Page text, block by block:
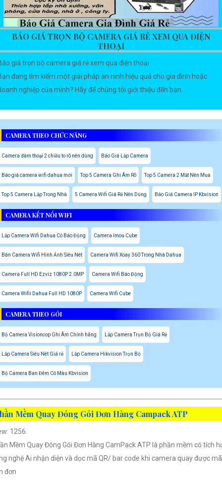
BÁO GIÁ TRỌN BỘ CAMERA GIÁ RẺ XEM QUA ĐIỆN
THOẠI
giá trọn bộ camera giá rẻ xem qua điện thoại
đang tìm kiếm một giải pháp an ninh hiệu quả cho gia đình hoặc
nghiệp của mình? Hãy để chúng tôi giới thiệu đến bạn...
CAMERA THEO CHỨC NĂNG
Camera đàm thoại 2 chiều to rõ nên dùng Báo Giá Lắp Camera
Báo giá camera wifi dahua mới Top 5 Camera Ghi Âm Rõ Top 5 Camera 2 Mắt Nên Mua
Top 5 Camera Lắp Trong Nhà 5 Camera Wifi Giá Rẻ Nên Dùng Báo Giá Camera IP Kbvision
CAMERA KẾT NỐI WIFI
Lắp Camera Wifi Dahua Có Báo Động Camera Imou Cube
Bán Camera Wifi Hình Ảnh Siêu Nét Camera Wifi Xoay 360 Trong Nhà Dahua
Camera Full HD Ezviz 1080P 2.0MP Camera Wifi Báo Động
Camera Wifii Dahua Full HD 1080P Camera Wifi Cube
CAMERA THEO GÓI
Bộ Camera Visioncop Ghi Âm Chính hãng Lắp Camera Trọn Bộ Giá Rẻ
Lắp Camera Siêu Nét Giá rẻ Lắp Camera Hikvision Trọn Bộ
Bộ Camera Ban Đêm Có Màu Kbvision
Mềm Quay Đóng Gói Đơn Hàng Campack ATP
1256.
Mềm Quay Đóng Gói Đơn Hàng CamPack ATP là phần mềm có tích
nghệ Ai nhận diện và dọc mã QR/ bar code khi camera quay được mã
đơn